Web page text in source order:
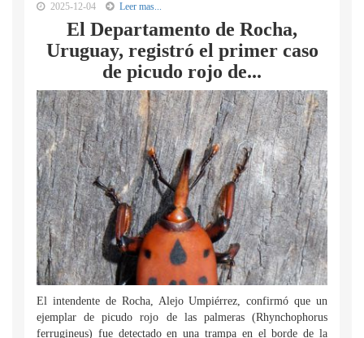
2025-12-04 Leer mas...
El Departamento de Rocha,
Uruguay, registró el primer caso
de picudo rojo de...
El intendente de Rocha, Alejo Umpiérrez, confirmó que un
ejemplar de picudo rojo de las palmeras (Rhynchophorus
ferrugineus) fue detectado en una trampa en el borde de la